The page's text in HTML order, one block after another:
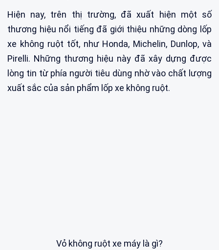
Hiện nay, trên thị trường, đã xuất hiện một số
thương hiệu nổi tiếng đã giới thiệu những dòng lốp
xe không ruột tốt, như Honda, Michelin, Dunlop, và
Pirelli. Những thương hiệu này đã xây dựng được
lòng tin từ phía người tiêu dùng nhờ vào chất lượng
xuất sắc của sản phẩm lốp xe không ruột.
Vỏ không ruột xe máy là gì?